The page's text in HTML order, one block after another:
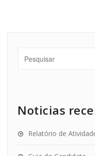
Noticias
Relatório de